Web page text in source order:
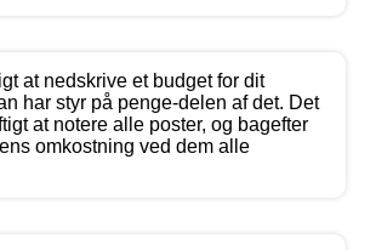
at nedskrive et budget for dit
har styr på penge-delen af det. Det
at notere alle poster, og bagefter
omkostning ved dem alle